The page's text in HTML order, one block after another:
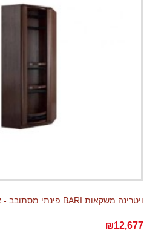
ויטרינה משקאות BARI פינתי מסתובב - אלון מלא
₪12,677